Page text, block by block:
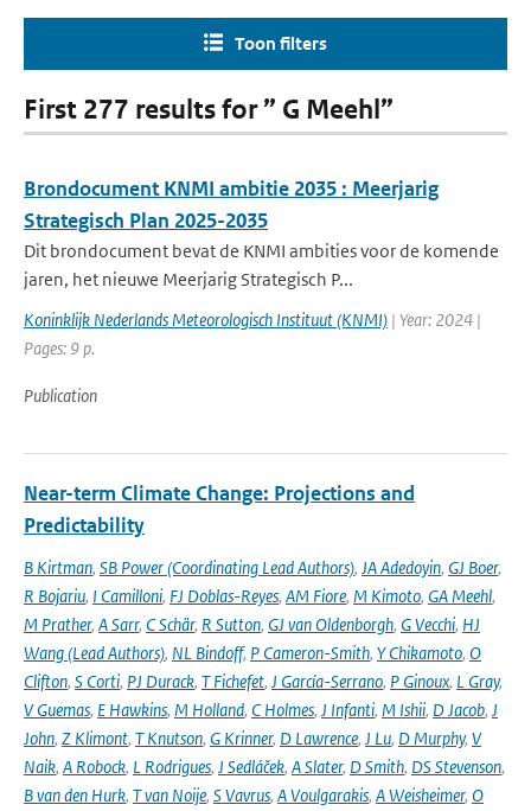
Toon filters
First 277 results for ” G Meehl”
Brondocument KNMI ambitie 2035 : Meerjarig
Strategisch Plan 2025-2035
Dit brondocument bevat de KNMI ambities voor de komende
jaren, het nieuwe Meerjarig Strategisch P...
Koninklijk Nederlands Meteorologisch Instituut (KNMI) | Year: 2024 |
Pages: 9 p.
Publication
Near-term Climate Change: Projections and
Predictability
B Kirtman, SB Power (Coordinating Lead Authors), JA Adedoyin, GJ Boer,
R Bojariu, I Camilloni, FJ Doblas-Reyes, AM Fiore, M Kimoto, GA Meehl,
M Prather, A Sarr, C Schär, R Sutton, GJ van Oldenborgh, G Vecchi, HJ
Wang (Lead Authors), NL Bindoff, P Cameron-Smith, Y Chikamoto, O
Clifton, S Corti, PJ Durack, T Fichefet, J García-Serrano, P Ginoux, L Gray,
V Guemas, E Hawkins, M Holland, C Holmes, J Infanti, M Ishii, D Jacob, J
John, Z Klimont, T Knutson, G Krinner, D Lawrence, J Lu, D Murphy, V
Naik, A Robock, L Rodrigues, J Sedláček, A Slater, D Smith, DS Stevenson,
B van den Hurk, T van Noije, S Vavrus, A Voulgarakis, A Weisheimer, O